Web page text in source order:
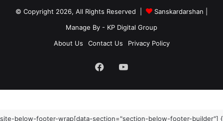
© Copyright 2026, All Rights Reserved | Sanskardarshan
Manage By - KP Digital Group
About Us
Contact Us Privacy Policy
FacebookYouTube
site-below-footer-wrap[data-section="section-below-footer-builder"] {